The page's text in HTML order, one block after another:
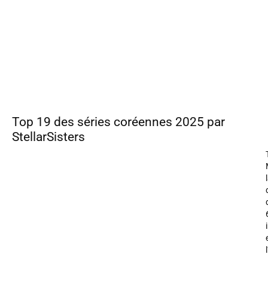
Top 19 des séries coréennes 2025 par
StellarSisters